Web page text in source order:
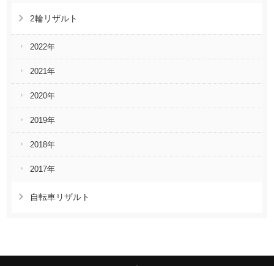
2輪リザルト
2022年
2021年
2020年
2019年
2018年
2017年
自転車リザルト